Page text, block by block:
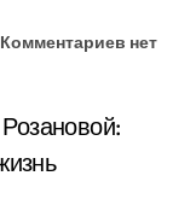
Комментариев нет